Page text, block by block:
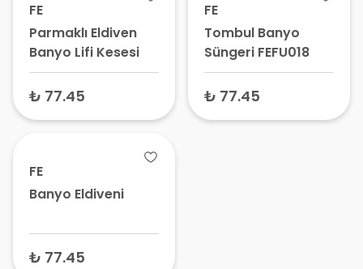
FE
Parmaklı Eldiven
Banyo Lifi Kesesi
₺ 77.45
FE
Tombul Banyo
Süngeri FEFU018
₺ 77.45
FE
Banyo Eldiveni
₺ 77.45